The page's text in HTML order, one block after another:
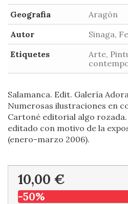
Geografia
Aragón
Autor
Sinaga,
Etiquetes
Arte,
Salamanca. Edit. Galería
Numerosas ilustraciones en
Cartoné editorial algo
editado con motivo de la
(enero-marzo 2006).
10,00 €
-50%